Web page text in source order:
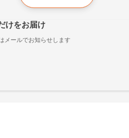
けをお届け
メールでお知らせします